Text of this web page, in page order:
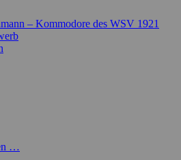
– Kommodore des WSV 1921
…